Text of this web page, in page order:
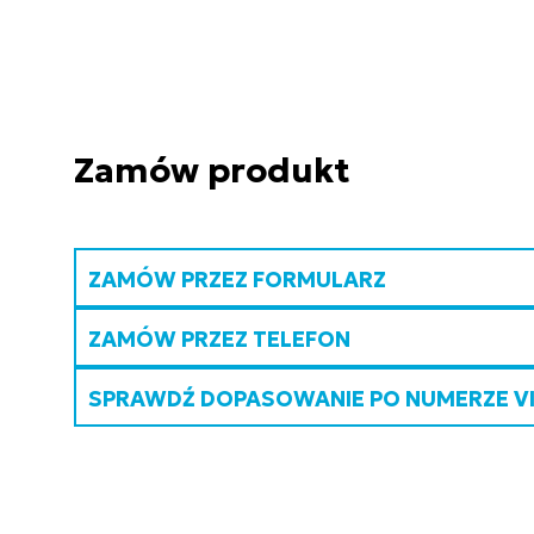
Zamów produkt
ZAMÓW PRZEZ FORMULARZ
ZAMÓW PRZEZ TELEFON
SPRAWDŹ DOPASOWANIE PO NUMERZE